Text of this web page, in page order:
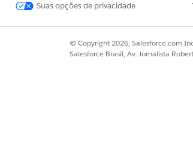
Você pode clicar nas categorias para filtrar os
Suas opções de privacidade
© Copyright 2026, Salesforce.com
Salesforce Brasil, Av. Jornalista